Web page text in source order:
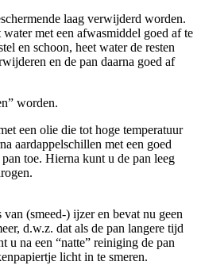
laag verwijderd worden.
met een afwasmiddel goed af te
en schoon, heet water de resten
en de pan daarna goed af
worden.
een olie die tot hoge temperatuur
aardappelschillen met een goed
toe. Hierna kunt u de pan leeg
(smeed-) ijzer en bevat nu geen
d.w.z. dat als de pan langere tijd
u na een “natte” reiniging de pan
licht in te smeren.